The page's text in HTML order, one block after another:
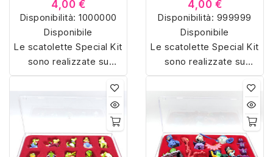
4,00 €
Disponibilità: 1000000
Disponibile
Le scatolette Special Kit
sono realizzate su
misura con materiali di
alta qualità, hanno un
interno sagomato in
vellutino rosso e offrono
soluzioni eleganti e
pratiche per organizzare
4,00 €
Disponibilità: 999999
Disponibile
Le scatolette Special Kit
sono realizzate su
misura con materiali di
alta qualità, hanno un
interno sagomato in
vellutino rosso e offrono
soluzioni eleganti e
pratiche per organizzare